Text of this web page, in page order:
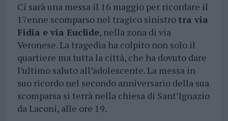
Ci sarà una messa il 16 maggio per ricordare il
17enne scomparso nel tragico sinistro tra via
Fidia e via Euclide, nella zona di via
Veronese. La tragedia ha colpito non solo il
quartiere ma tutta la città, che ha dovuto dare
l’ultimo saluto all’adolescente. La messa in
suo ricordo nel secondo anniversario della sua
scomparsa si terrà nella chiesa di Sant’Ignazio
da Laconi, alle ore 19.